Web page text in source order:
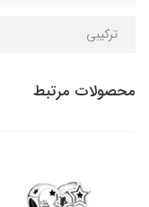
ترکیبی
محصولات مرتبط